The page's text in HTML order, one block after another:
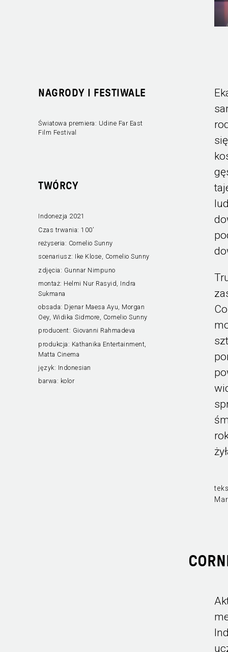
NAGRODY I FESTIWALE
Światowa premiera: Udine Far East
Film Festival
TWÓRCY
Indonezja 2021
Czas trwania: 100’
reżyseria: Cornelio Sunny
scenariusz: Ike Klose, Cornelio Sunny
zdjęcia: Gunnar Nimpuno
montaż: Helmi Nur Rasyid, Indra
Sukmana
obsada: Djenar Maesa Ayu, Morgan
Oey, Widika Sidmore, Cornelio Sunny
producent: Giovanni Rahmadeva
produkcja: Kathanika Entertainment,
Matta Cinema
język: Indonesian
barwa: kolor